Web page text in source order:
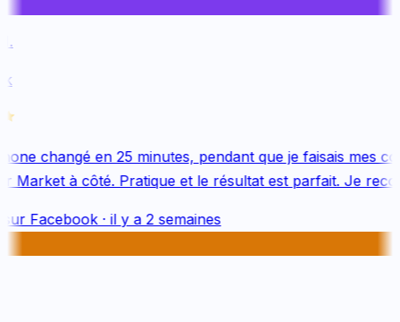
changé en 25 minutes, pendant que je faisais mes
à côté. Pratique et le résultat est parfait. Je
Facebook· il y a 2 semaines